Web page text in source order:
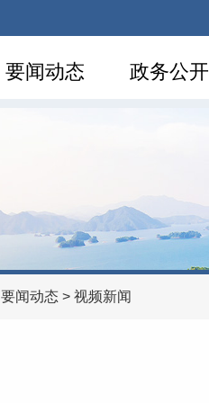
要闻动态 政务公开
要闻动态 > 视频新闻